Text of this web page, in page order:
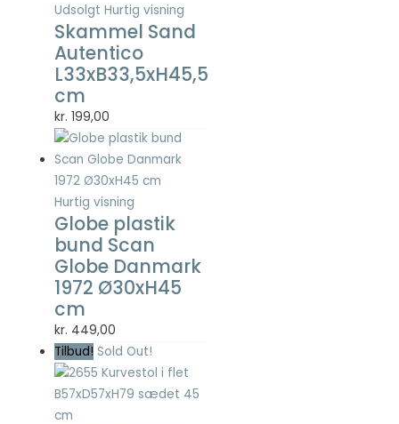
Udsolgt Hurtig visning
Skammel Sand
Autentico
L33xB33,5xH45,5
cm
kr. 199,00
Hurtig visning
Globe plastik
bund Scan
Globe Danmark
1972 Ø30xH45
cm
kr. 449,00
Tilbud! Sold Out!
kan ikke fungere
ordentligt uden
disse cookies.
Statistisk
Statistisk
cookies
hjælper
webstedsejere
med at forstå,
hvordan de
besøgende
interagerer
hjemmesider
indsamle og
rapportere
oplysninger
anonymt.